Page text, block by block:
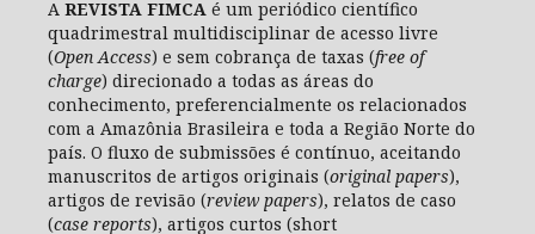
A REVISTA FIMCA é um periódico científico
quadrimestral multidisciplinar de acesso livre
(Open Access) e sem cobrança de taxas (free of
charge) direcionado a todas as áreas do
conhecimento, preferencialmente os relacionados
com a Amazônia Brasileira e toda a Região Norte do
país. O fluxo de submissões é contínuo, aceitando
manuscritos de artigos originais (original papers),
artigos de revisão (review papers), relatos de caso
(case reports), artigos curtos (short